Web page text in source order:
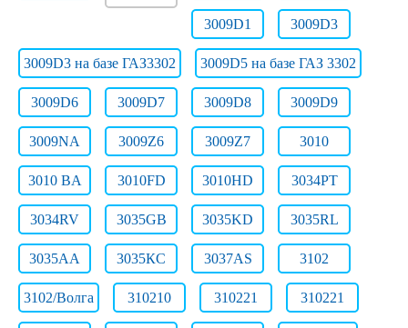
3009D1 3009D3
3009D3 на базе ГАЗ3302 3009D5 на базе ГАЗ 3302
3009D6 3009D7 3009D8 3009D9
3009NA 3009Z6 3009Z7 3010
3010 BA 3010FD 3010HD 3034PT
3034RV 3035GB 3035KD 3035RL
3035АА 3035КС 3037AS 3102
3102/Волга 310210 310221 310221